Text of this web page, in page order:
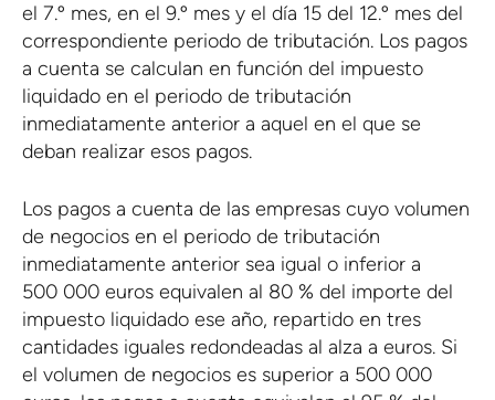
el 7.º mes, en el 9.º mes y el día 15 del 12.º mes del
correspondiente periodo de tributación. Los pagos
a cuenta se calculan en función del impuesto
liquidado en el periodo de tributación
inmediatamente anterior a aquel en el que se
deban realizar esos pagos.
Los pagos a cuenta de las empresas cuyo volumen
de negocios en el periodo de tributación
inmediatamente anterior sea igual o inferior a
500 000 euros equivalen al 80 % del importe del
impuesto liquidado ese año, repartido en tres
cantidades iguales redondeadas al alza a euros. Si
el volumen de negocios es superior a 500 000